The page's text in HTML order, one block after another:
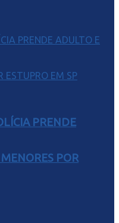
PRENDE
POR